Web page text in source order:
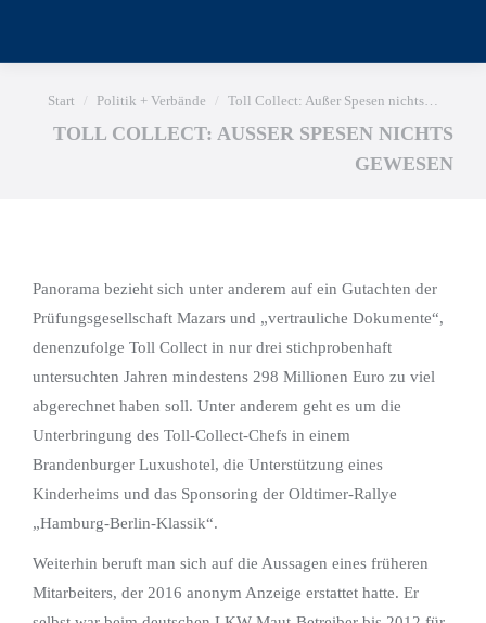
Sie befinden sich hier:
Start Politik + Verbände Toll Collect: Außer Spesen nichts…
TOLL COLLECT: AUSSER SPESEN NICHTS G
EWESEN
Panorama bezieht sich unter anderem auf ein Gutachten der
Prüfungsgesellschaft Mazars und „vertrauliche Dokumente“,
denenzufolge Toll Collect in nur drei stichprobenhaft
untersuchten Jahren mindestens 298 Millionen Euro zu viel
abgerechnet haben soll. Unter anderem geht es um die
Unterbringung des Toll-Collect-Chefs in einem
Brandenburger Luxushotel, die Unterstützung eines
Kinderheims und das Sponsoring der Oldtimer-Rallye
„Hamburg-Berlin-Klassik“.
Weiterhin beruft man sich auf die Aussagen eines früheren
Mitarbeiters, der 2016 anonym Anzeige erstattet hatte. Er